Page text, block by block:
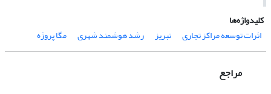
کلیدواژه‌ها
اثرات توسعه مراکز تجاری
تبریز رشد هوشمند شهری مگا پروژه
مراجع